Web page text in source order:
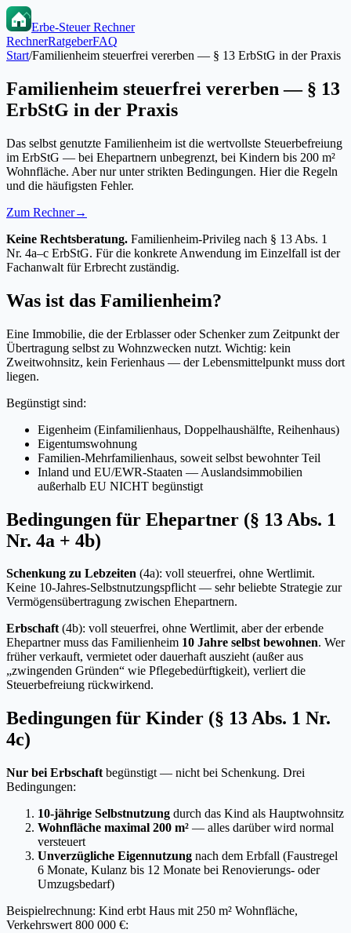
Erbe-Steuer Rechner
RechnerRatgeberFAQ
Start/Familienheim steuerfrei vererben — § 13 ErbStG in der Praxis
Familienheim steuerfrei vererben — § 13
ErbStG in der Praxis
Das selbst genutzte Familienheim ist die wertvollste Steuerbefreiung
im ErbStG — bei Ehepartnern unbegrenzt, bei Kindern bis 200 m²
Wohnfläche. Aber nur unter strikten Bedingungen. Hier die Regeln
und die häufigsten Fehler.
Zum Rechner→
Keine Rechtsberatung. Familienheim-Privileg nach § 13 Abs. 1
Nr. 4a–c ErbStG. Für die konkrete Anwendung im Einzelfall ist der
Fachanwalt für Erbrecht zuständig.
Was ist das Familienheim?
Eine Immobilie, die der Erblasser oder Schenker zum Zeitpunkt der
Übertragung selbst zu Wohnzwecken nutzt. Wichtig: kein
Zweitwohnsitz, kein Ferienhaus — der Lebensmittelpunkt muss dort
liegen.
Begünstigt sind:
Eigenheim (Einfamilienhaus, Doppelhaushälfte, Reihenhaus)
Eigentumswohnung
Familien-Mehrfamilienhaus, soweit selbst bewohnter Teil
Inland und EU/EWR-Staaten — Auslandsimmobilien
außerhalb EU NICHT begünstigt
Bedingungen für Ehepartner (§ 13 Abs. 1
Nr. 4a + 4b)
Schenkung zu Lebzeiten (4a): voll steuerfrei, ohne Wertlimit.
Keine 10-Jahres-Selbstnutzungspflicht — sehr beliebte Strategie zur
Vermögensübertragung zwischen Ehepartnern.
Erbschaft(4b): voll steuerfrei, ohne Wertlimit, aber der erbende
Ehepartner muss das Familienheim 10 Jahre selbst bewohnen. Wer
früher verkauft, vermietet oder dauerhaft auszieht (außer aus
„zwingenden Gründen“ wie Pflegebedürftigkeit), verliert die
Steuerbefreiung rückwirkend.
Bedingungen für Kinder (§ 13 Abs. 1 Nr.
4c)
Nur bei Erbschaft begünstigt — nicht bei Schenkung. Drei
Bedingungen:
10-jährige Selbstnutzung durch das Kind als Hauptwohnsitz
Wohnfläche maximal 200 m² — alles darüber wird normal
versteuert
Unverzügliche Eigennutzung nach dem Erbfall (Faustregel
6 Monate, Kulanz bis 12 Monate bei Renovierungs- oder
Umzugsbedarf)
Beispielrechnung: Kind erbt Haus mit 250 m² Wohnfläche,
Verkehrswert 800 000 €: